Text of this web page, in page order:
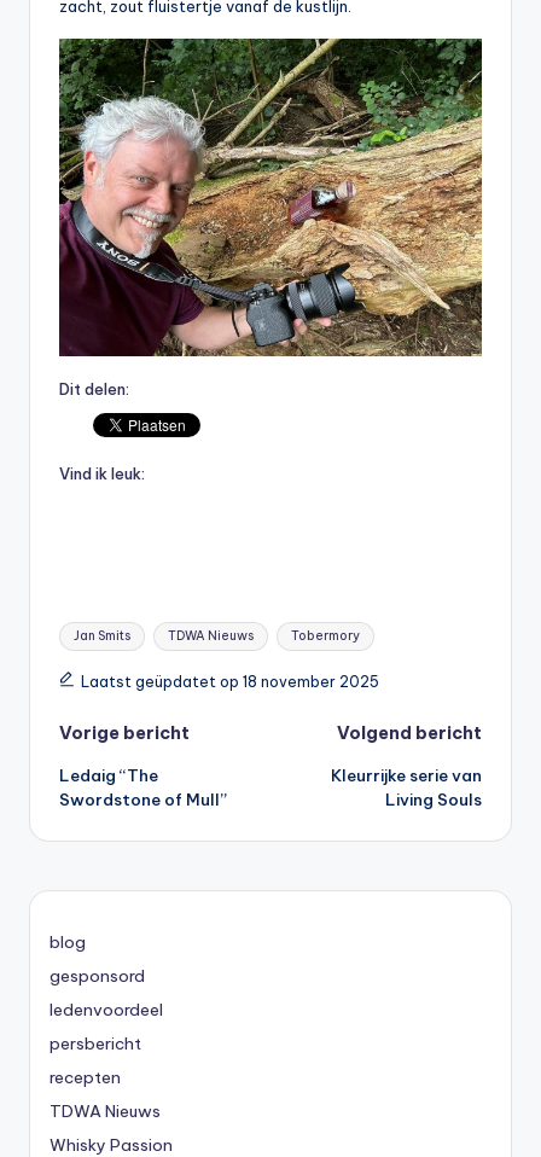
zacht, zout fluistertje vanaf de kustlijn.
Dit delen:
Vind ik leuk:
Tags:
Jan Smits TDWA Nieuws Tobermory
Laatst geüpdatet op 18 november 2025
Bericht
navigatie
Vorige bericht
Ledaig “The
Swordstone of Mull”
Volgend bericht
Kleurrijke serie van
Living Souls
blog
gesponsord
ledenvoordeel
persbericht
recepten
TDWA Nieuws
Whisky Passion